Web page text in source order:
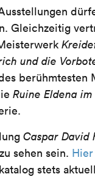
Gleichzeitig
und die
berühmtesten
Ruine Eldena
Caspar David
sehen sein. Hier
stets